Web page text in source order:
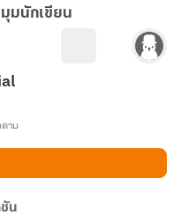
มุมนักเขียน
าม
น